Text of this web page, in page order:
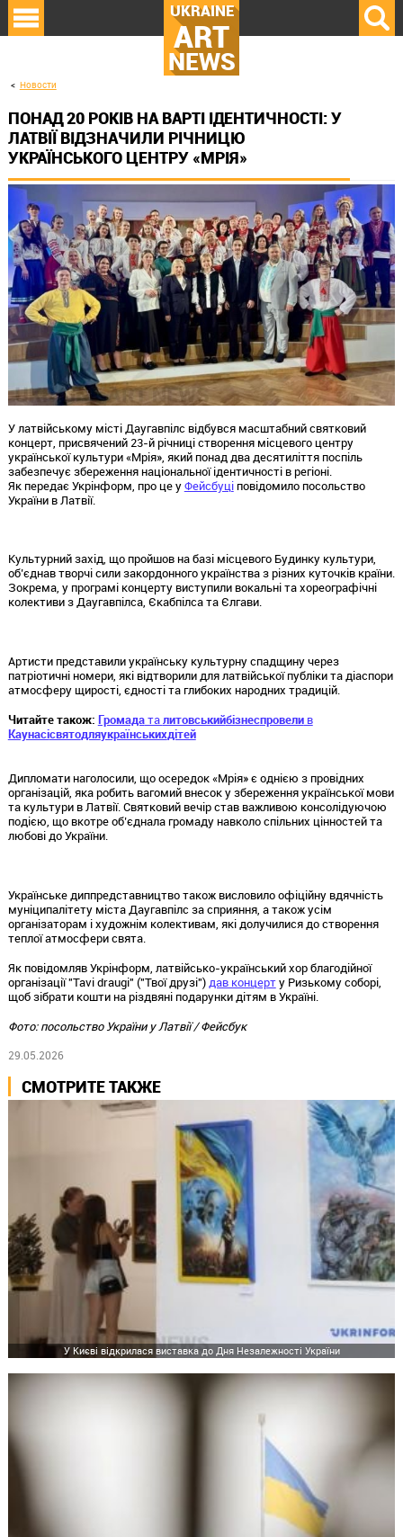
UKRAINE
ART
NEWS
Новости
ПОНАД 20 РОКІВ НА ВАРТІ ІДЕНТИЧНОСТІ: У
ЛАТВІЇ ВІДЗНАЧИЛИ РІЧНИЦЮ
УКРАЇНСЬКОГО ЦЕНТРУ «МРІЯ»
У латвійському місті Даугавпілс відбувся масштабний святковий
концерт, присвячений 23-й річниці створення місцевого центру
української культури «Мрія», який понад два десятиліття поспіль
забезпечує збереження національної ідентичності в регіоні.
Як передає Укрінформ, про це уФейсбуціповідомило посольство
України в Латвії.
Культурний захід, що пройшов на базі місцевого Будинку культури,
об’єднав творчі сили закордонного українства з різних куточків країни.
Зокрема, у програмі концерту виступили вокальні та хореографічні
колективи з Даугавпілса, Єкабпілса та Єлгави.
Артисти представили українську культурну спадщину через
патріотичні номери, які відтворили для латвійської публіки та діаспори
атмосферу щирості, єдності та глибоких народних традицій.
Читайте також: Громадаталитовськийбізнеспровелив
Каунасісвятодляукраїнськихдітей
Дипломати наголосили, що осередок «Мрія» є однією з провідних
організацій, яка робить вагомий внесок у збереження української мови
та культури в Латвії. Святковий вечір став важливою консолідуючою
подією, що вкотре об’єднала громаду навколо спільних цінностей та
любові до України.
Українське диппредставництво також висловило офіційну вдячність
муніципалітету міста Даугавпілс за сприяння, а також усім
організаторам і художнім колективам, які долучилися до створення
теплої атмосфери свята.
Як повідомляв Укрінформ, латвійсько-український хор благодійної
організації "Tavi draugi" ("Твої друзі")дав концерту Ризькому соборі,
щоб зібрати кошти на різдвяні подарунки дітям в Україні.
Фото: посольство України у Латвії / Фейсбук
29.05.2026
СМОТРИТЕ ТАКЖЕ
У Києві відкрилася виставка до Дня Незалежності України